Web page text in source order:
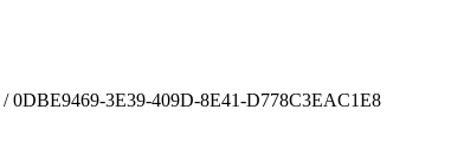
/0DBE9469-3E39-409D-8E41-D778C3EAC1E8